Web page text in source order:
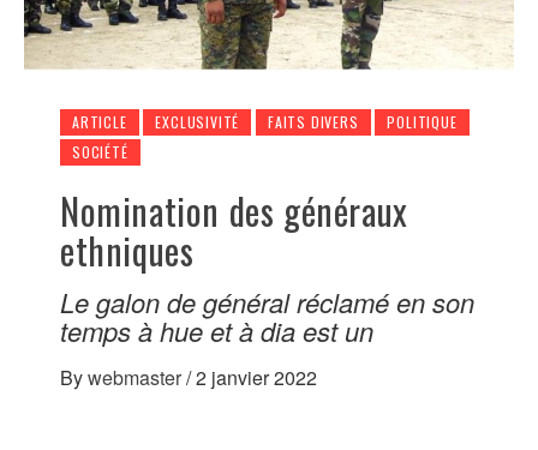
ARTICLE EXCLUSIVITÉ FAITS DIVERS
POLITIQUE
SOCIÉTÉ
Nomination des généraux
ethniques
Le galon de général réclamé en son
temps à hue et à dia est un
Bywebmaster/2 janvier 2022